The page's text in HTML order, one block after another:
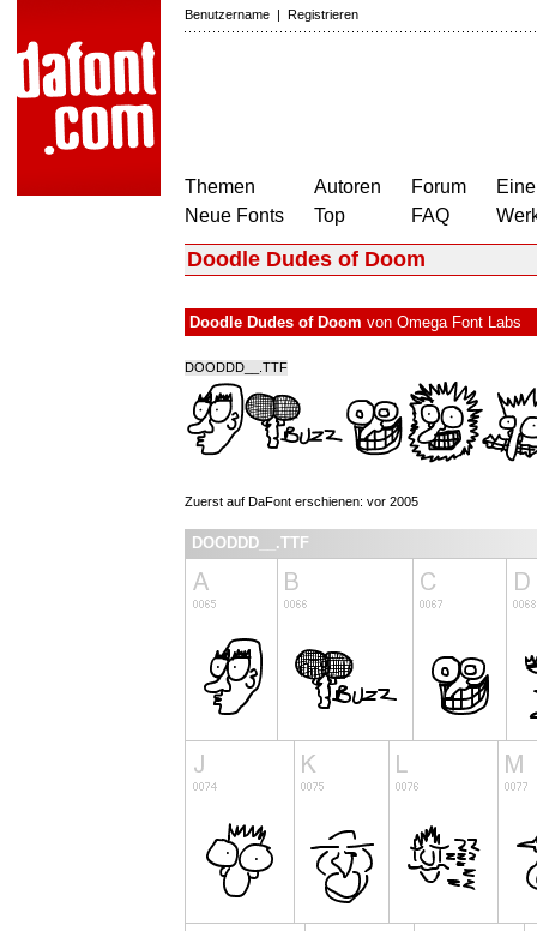
Benutzername | Registrieren
Themen
Neue Fonts
Autoren
Top
Forum
FAQ
Doodle Dudes of Doom
Doodle Dudes of Doom von Omega Font Labs
DOODDD__.TTF
Zuerst auf DaFont erschienen: vor 2005
DOODDD__.TTF